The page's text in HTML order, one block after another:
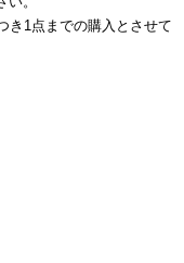
き1点までの購入とさせて